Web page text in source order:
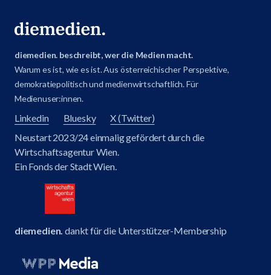
diemedien. beschreibt, wer die Medien macht.
Warum es ist, wie es ist. Aus österreichischer Perspektive,
demokratiepolitisch und medienwirtschaftlich. Für
Medienuser:innen.
Linkedin Bluesky
X (Twitter)
Neustart 2023/24 einmalig gefördert durch die
Wirtschaftsagentur Wien.
Ein Fonds der Stadt Wien.
diemedien. dankt für die Unterstützer-Membership